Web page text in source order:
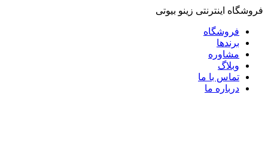
فروشگاه اینترنتی زینو بیوتی
فروشگاه
برندها
مشاوره
وبلاگ
تماس با ما
درباره ما